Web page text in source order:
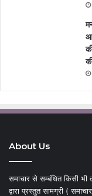
About Us
समाचार से सम्बंधित किसी
द्वारा प्रस्तुत सामग्री (